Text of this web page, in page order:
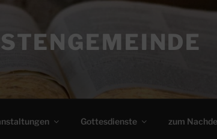
Gottesdienste zum